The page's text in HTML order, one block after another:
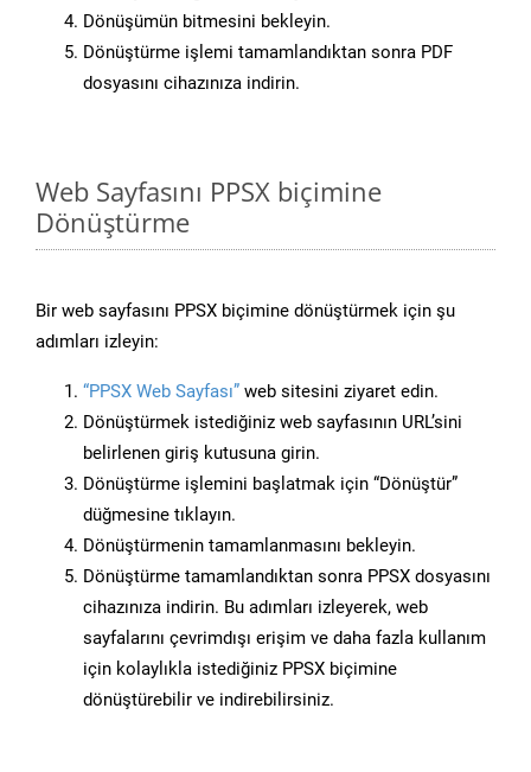
Dönüşümün bitmesini bekleyin.
Dönüştürme işlemi tamamlandıktan sonra PDF
dosyasını cihazınıza indirin.
Web Sayfasını PPSX biçimine
Dönüştürme
Bir web sayfasını PPSX biçimine dönüştürmek için şu
adımları izleyin:
“PPSX Web Sayfası” web sitesini ziyaret edin.
Dönüştürmek istediğiniz web sayfasının URL’sini
belirlenen giriş kutusuna girin.
Dönüştürme işlemini başlatmak için “Dönüştür”
düğmesine tıklayın.
Dönüştürmenin tamamlanmasını bekleyin.
Dönüştürme tamamlandıktan sonra PPSX dosyasını
cihazınıza indirin. Bu adımları izleyerek, web
sayfalarını çevrimdışı erişim ve daha fazla kullanım
için kolaylıkla istediğiniz PPSX biçimine
dönüştürebilir ve indirebilirsiniz.